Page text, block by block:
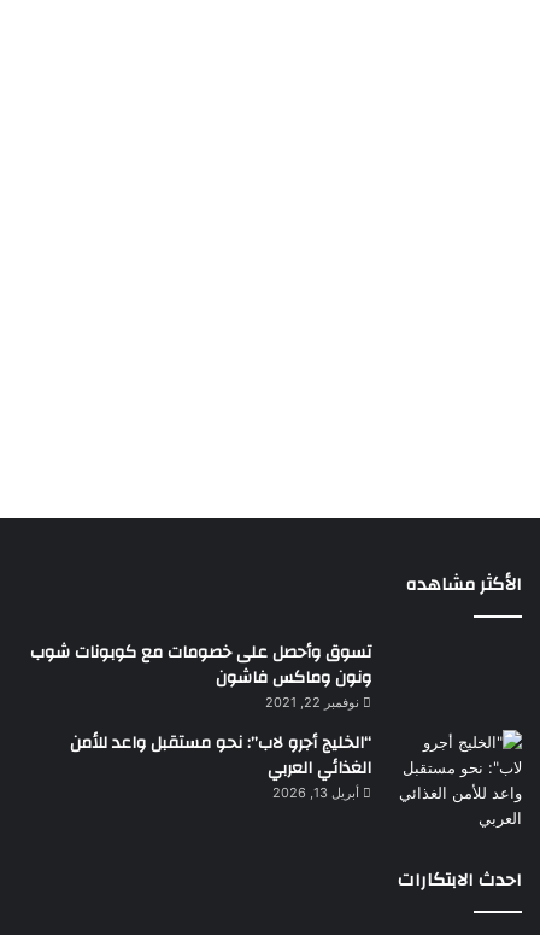
الأكثر مشاهده
تسوق وأحصل على خصومات مع كوبونات شوب
ونون وماكس فاشون
نوفمبر 22, 2021
“الخليج أجرو لاب”: نحو مستقبل واعد للأمن
الغذائي العربي
أبريل 13, 2026
احدث الابتكارات